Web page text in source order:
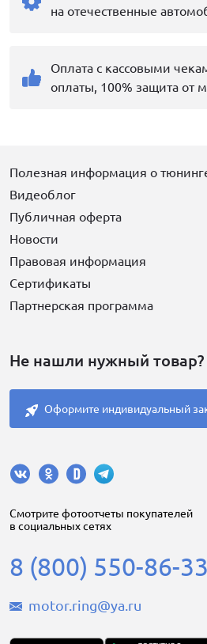
на отечественные
Оплата с кассовыми
оплаты, 100% защита от
Полезная информация о
Видеоблог
Публичная оферта
Новости
Правовая информация
Сертификаты
Партнерская программа
Не нашли нужный товар?
Оформите индивидуальный
Cмотрите фотоотчеты покупателей
в социальных сетях
8 (800) 550-86-33
motor.ring@ya.ru